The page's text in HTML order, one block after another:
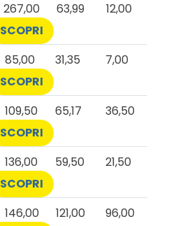
267,00 63,99
12,00
SCOPRI
85,00 31,35
7,00
SCOPRI
109,50 65,17
36,50
SCOPRI
136,00 59,50
21,50
SCOPRI
146,00 121,00
96,00